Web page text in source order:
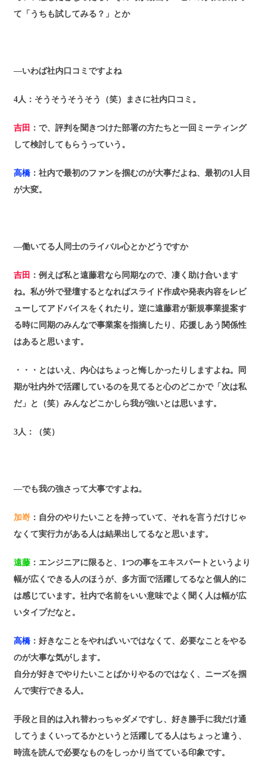
て「うちも試してみる？」とか
―いわば社内口コミですよね
4人 ：そうそうそうそう（笑）まさに社内口コミ。
吉田 ：で、評判を聞きつけた部署の方たちと一回ミーティング
して検討してもらうっていう。
高橋 ：社内で最初のファンを掴むのが大事だよね、最初の1人目
が大変。
―働いてる人同士のライバル心とかどうですか
吉田 ：例えば私と遠藤君なら同期なので、凄く助け合います
ね。私が外で登壇するとなればスライド作成や発表内容をレビ
ューしてアドバイスをくれたり。逆に遠藤君が新規事業提案す
る時に同期のみんなで事業案を指摘したり、応援しあう関係性
はあると思います。
・・・とはいえ、内心はちょっと悔しかったりしますよね。同
期が社内外で活躍しているのを見てると心のどこかで「次は私
だ」と（笑）みんなどこかしら我が強いとは思います。
3人 ：（笑）
―でも我の強さって大事ですよね。
加嵜 ：自分のやりたいことを持っていて、それを言うだけじゃ
なくて実行力がある人は結果出してるなと思います。
遠藤 ：エンジニアに限ると、1つの事をエキスパートというより
幅が広くできる人のほうが、多方面で活躍してるなと個人的に
は感じています。社内で名前をいい意味でよく聞く人は幅が広
いタイプだなと。
高橋 ：好きなことをやればいいではなくて、必要なことをやる
のが大事な気がします。
自分が好きでやりたいことばかりやるのではなく、ニーズを掴
んで実行できる人。
手段と目的は入れ替わっちゃダメですし、好き勝手に我だけ通
してうまくいってるかというと活躍してる人はちょっと違う、
時流を読んで必要なものをしっかり当てている印象です。